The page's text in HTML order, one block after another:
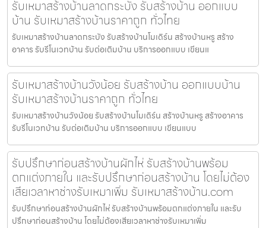
รับเหมาสร้างบ้านลาดกระบัง รับสร้างบ้าน ออกแบบ
บ้าน รับเหมาสร้างบ้านราคาถูก ทั่วไทย
รับเหมาสร้างบ้านลาดกระบัง รับสร้างบ้านโมเดิร์น สร้างบ้านหรู สร้าง
อาคาร รับรีโนเวทบ้าน รับต่อเติมบ้าน บริการออกแบบ เขียนแ
รับเหมาสร้างบ้านวังน้อย รับสร้างบ้าน ออกแบบบ้าน
รับเหมาสร้างบ้านราคาถูก ทั่วไทย
รับเหมาสร้างบ้านวังน้อย รับสร้างบ้านโมเดิร์น สร้างบ้านหรู สร้างอาคาร
รับรีโนเวทบ้าน รับต่อเติมบ้าน บริการออกแบบ เขียนแบบ
รับปรึกษาก่อนสร้างบ้านผักไห่ รับสร้างบ้านพร้อม
ตกแต่งภายใน และรับปรึกษาก่อนสร้างบ้าน โดยไม่ต้อง
เสียเวลาหาช่างรับเหมาเพิ่ม รับเหมาสร้างบ้าน.com
รับปรึกษาก่อนสร้างบ้านผักไห่ รับสร้างบ้านพร้อมตกแต่งภายใน และรับ
ปรึกษาก่อนสร้างบ้าน โดยไม่ต้องเสียเวลาหาช่างรับเหมาเพิ่ม